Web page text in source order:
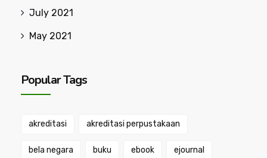
July 2021
May 2021
Popular Tags
akreditasi akreditasi perpustakaan
bela negara buku ebook ejournal